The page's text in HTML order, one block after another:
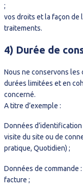
;
vos droits et la façon de
traitements.
4) Durée de
Nous ne conservons les
durées limitées et en
concerné.
A titre d’exemple :
Données
visite du site ou de
pratique, Quotidien) ;
Données de commande
facture ;